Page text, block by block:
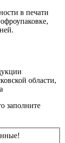
в печати
области,
заполните